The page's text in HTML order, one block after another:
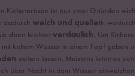
Kichererbsen ist aus zwei Gründen
dadurch weich und quellen,
dann leichter verdaulich. Um
kaltem Wasser in einen Topf geben
stehen lassen. Meistens lohnt es
über Nacht in dem Wasser